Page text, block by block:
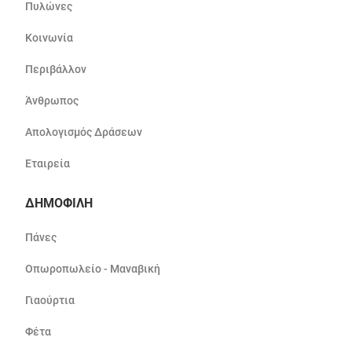
Πυλώνες
Κοινωνία
Περιβάλλον
Άνθρωπος
Απολογισμός Δράσεων
Εταιρεία
ΔΗΜΟΦΙΛΗ
Πάνες
Οπωροπωλείο - Μαναβική
Γιαούρτια
Φέτα